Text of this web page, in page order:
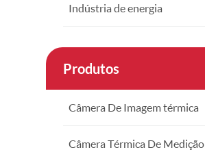
Indústria de energia
Produtos
Câmera De Imagem térmica
Câmera Térmica De Medição